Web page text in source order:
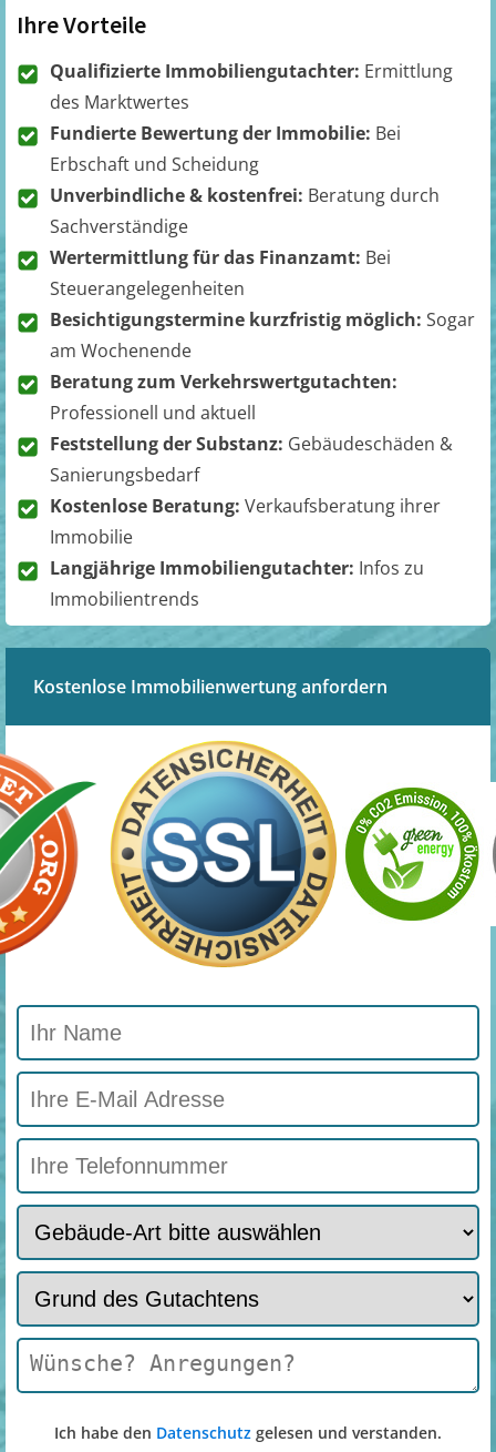
Ihre Vorteile
Qualifizierte Immobiliengutachter: Ermittlung
des Marktwertes
Fundierte Bewertung der Immobilie: Bei
Erbschaft und Scheidung
Unverbindliche & kostenfrei: Beratung durch
Sachverständige
Wertermittlung für das Finanzamt: Bei
Steuerangelegenheiten
Besichtigungstermine kurzfristig möglich: Sogar
am Wochenende
Beratung zum Verkehrswertgutachten:
Professionell und aktuell
Feststellung der Substanz: Gebäudeschäden &
Sanierungsbedarf
Kostenlose Beratung: Verkaufsberatung ihrer
Immobilie
Langjährige Immobiliengutachter: Infos zu
Immobilientrends
Kostenlose Immobilienwertung anfordern
Ich habe den Datenschutz gelesen und verstanden.